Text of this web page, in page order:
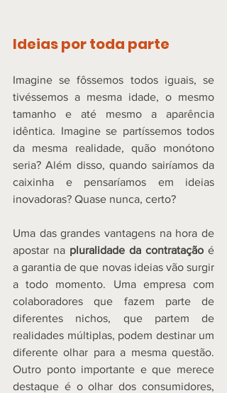
Ideias por toda parte
Imagine se fôssemos todos iguais, se
tivéssemos a mesma idade, o mesmo
tamanho e até mesmo a aparência
idêntica. Imagine se partíssemos todos
da mesma realidade, quão monótono
seria? Além disso, quando sairíamos da
caixinha e pensaríamos em ideias
inovadoras? Quase nunca, certo?
Uma das grandes vantagens na hora de
apostar na pluralidade da contratação é
a garantia de que novas ideias vão surgir
a todo momento. Uma empresa com
colaboradores que fazem parte de
diferentes nichos, que partem de
realidades múltiplas, podem destinar um
diferente olhar para a mesma questão.
Outro ponto importante e que merece
destaque é o olhar dos consumidores,